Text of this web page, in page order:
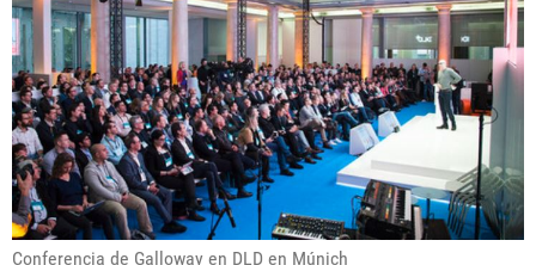
Conferencia de Galloway en DLD en Múnich